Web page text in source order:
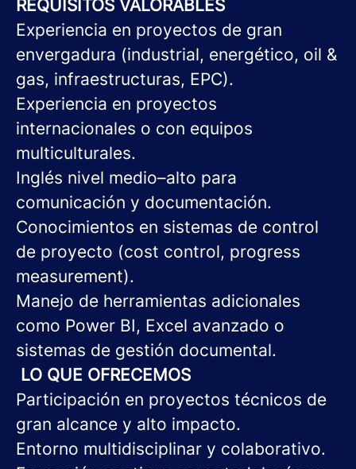
REQUISITOS VALORABLES
Experiencia en proyectos de gran
envergadura (industrial, energético, oil &
gas, infraestructuras, EPC).
Experiencia en proyectos
internacionales o con equipos
multiculturales.
Inglés nivel medio–alto para
comunicación y documentación.
Conocimientos en sistemas de control
de proyecto (cost control, progress
measurement).
Manejo de herramientas adicionales
como Power BI, Excel avanzado o
sistemas de gestión documental.
LO QUE OFRECEMOS
Participación en proyectos técnicos de
gran alcance y alto impacto.
Entorno multidisciplinar y colaborativo.